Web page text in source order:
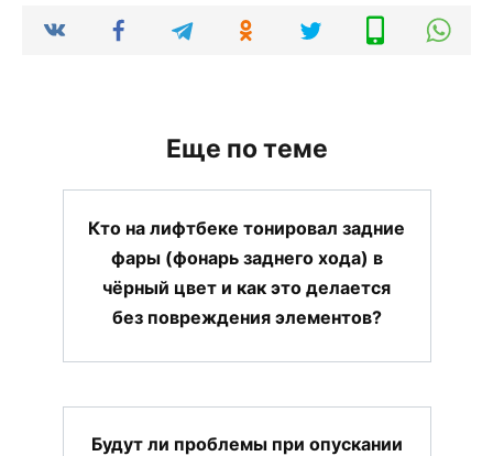
Еще по теме
Кто на лифтбеке тонировал задние
фары (фонарь заднего хода) в
чёрный цвет и как это делается
без повреждения элементов?
Будут ли проблемы при опускании